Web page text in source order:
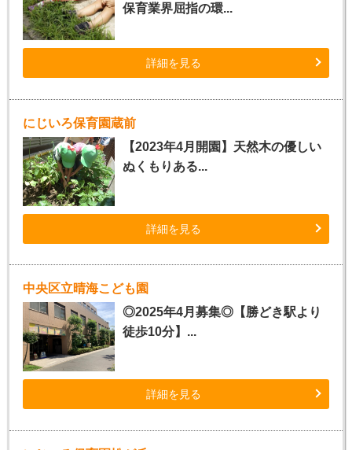
保育業界屈指の環...
詳細を見る
にじいろ保育園蔵前
【2023年4月開園】天然木の優しい
ぬくもりある...
詳細を見る
中央区立晴海こども園
◎2025年4月募集◎【勝どき駅より
徒歩10分】...
詳細を見る